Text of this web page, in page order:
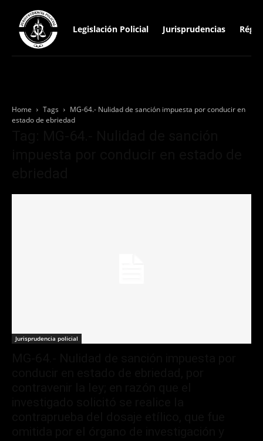
Legislación Policial Jurisprudencias
Home Tags
MG-64.- Nulidad de sanción impuesta por conducir en
estado de ebriedad
Jurisprudencia policial